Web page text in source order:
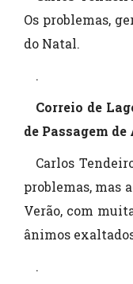
Os problemas,
do Natal.
.
Correio de
de Passagem de
Carlos
problemas, mas
Verão, com
ânimos
.